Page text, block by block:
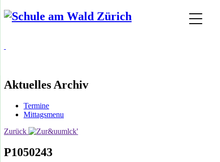
Aktuelles Archiv
Termine
Mittagsmenu
Zurück
P1050243